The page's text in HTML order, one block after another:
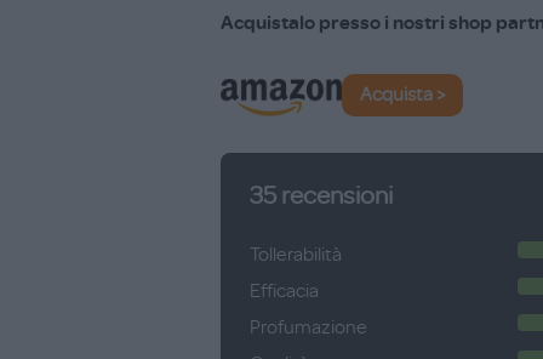
Acquistalo presso i nostri shop
Acquista >
35 recensioni
Tollerabilità
Efficacia
Profumazione